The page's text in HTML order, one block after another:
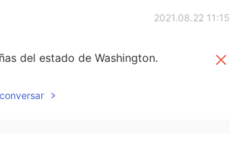
2021.08.22 11:15
del estado de Washington.